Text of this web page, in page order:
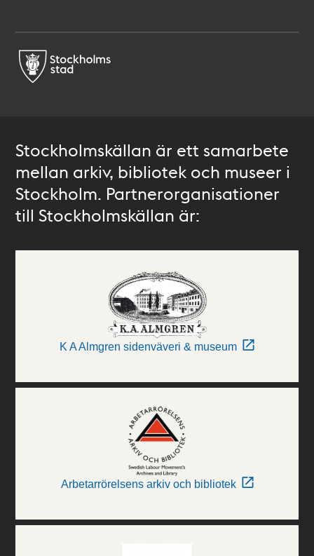
Stockholmskällan är ett samarbete
mellan arkiv, bibliotek och museer i
Stockholm. Partnerorganisationer
till Stockholmskällan är:
K A Almgren sidenväveri & museum
Arbetarrörelsens arkiv och bibliotek